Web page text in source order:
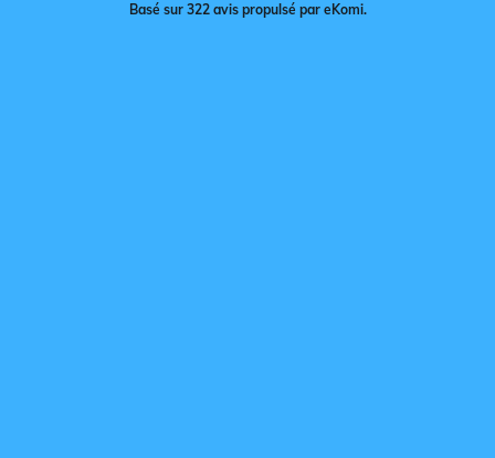
Basé sur 322 avis propulsé par eKomi.